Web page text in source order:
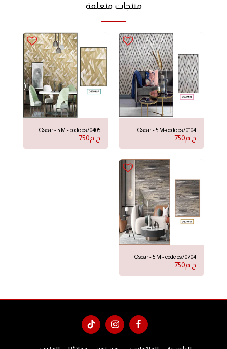
منتجات متعلقة
Oscar - 5 M-code os70104
ج.م750
Oscar - 5 M - code os70405
ج.م750
Oscar - 5 M - code os70704
ج.م750